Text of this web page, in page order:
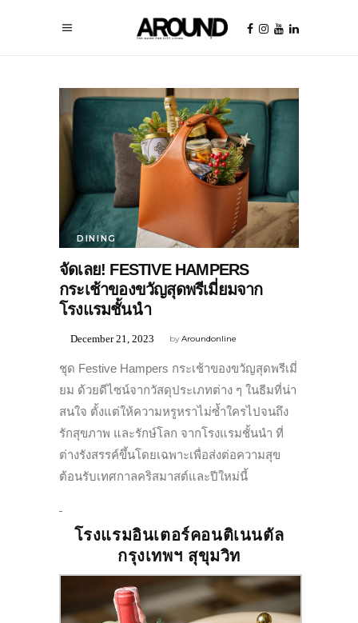
DINING
จัดเลย! FESTIVE HAMPERS
กระเช้าของขวัญสุดพรีเมี่ยมจาก
โรงแรมชั้นนำ
byAroundonline
December 21, 2023
ชุด Festive Hampers กระเช้าของขวัญสุดพรีเมี่
ยม ด้วยดีไซน์จากวัสดุประเภทต่าง ๆ ในธีมที่น่า
สนใจ ตั้งแต่ให้ความหรูหราไม่ซ้ำใครไปจนถึง
รักสุขภาพ และรักษ์โลก จากโรงแรมชั้นนำ ที่
ต่างรังสรรค์ขึ้นโดยเฉพาะเพื่อส่งต่อความสุข
ต้อนรับเทศกาลคริสมาสต์และปีใหม่นี้
โรงแรมอินเตอร์คอนติเนนตัล
กรุงเทพฯ สุขุมวิท